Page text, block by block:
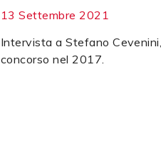
13 Settembre 2021
Intervista a Stefano
concorso nel 2017.